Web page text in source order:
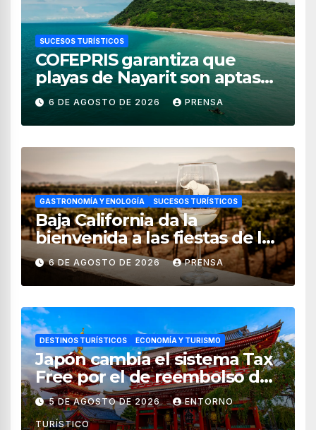
SUCESOS TURÍSTICOS
COFEPRIS garantiza que
playas de Nayarit son aptas
para uso recreativo
6 DE AGOSTO DE 2026 PRENSA
GASTRONOMÍA Y ENOLOGÍA SUCESOS TURÍSTICOS
Baja California da la
bienvenida a las fiestas de la
vendimia 2026
6 DE AGOSTO DE 2026 PRENSA
DESTINOS TURÍSTICOS ECONOMÍA Y TURISMO
Japón cambia el sistema Tax
Free por el de reembolso de
impuestos desde noviembre
de 2026
5 DE AGOSTO DE 2026 ENTORNO
TURÍSTICO